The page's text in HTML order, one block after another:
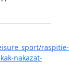
raspitie-
nakazat-